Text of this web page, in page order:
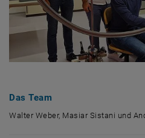
Das Team
Walter Weber, Masiar Sistani und